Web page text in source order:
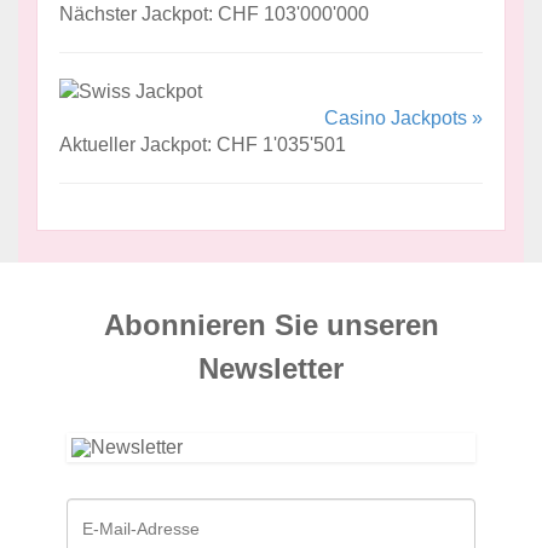
Nächster Jackpot: CHF 103'000'000
Casino Jackpots »
Aktueller Jackpot: CHF 1'035'501
Abonnieren Sie unseren
News­letter